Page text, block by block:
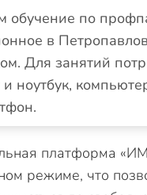
обучение по
в
Для занятий
и ноутбук,
платформа
режиме, что